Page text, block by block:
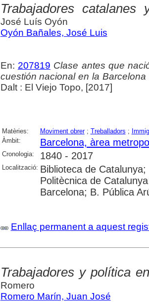
Trabajadores catalanes
José Luís Oyón
Oyón Bañales, José Luis
En: 207819 Clase antes que
cuestión nacional en la
Dalt : El Viejo Topo, [2017]
Matèries: Moviment obrer; Treballadors ;
Àmbit:
Barcelona, àrea
Cronologia: 1840 - 2017
Localització: Biblioteca de
Politècnica de
Barcelona; B. Pública
Enllaç permanent a aquest
Trabajadores y política
Romero
Romero Marín, Juan José